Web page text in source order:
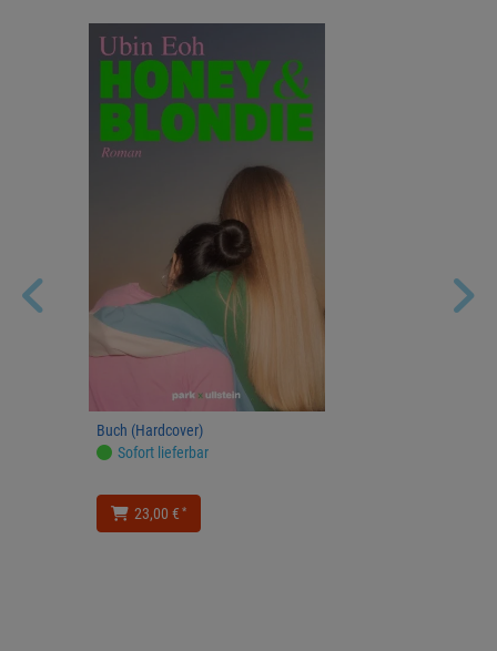
Buch (Hardcover)
Sofort lieferbar
23,00 € *